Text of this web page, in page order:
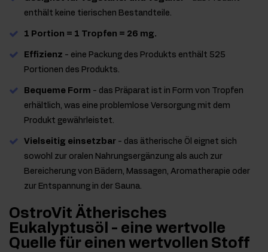
enthält keine tierischen Bestandteile.
1 Portion = 1 Tropfen = 26 mg.
Effizienz - eine Packung des Produkts enthält 525
Portionen des Produkts.
Bequeme Form - das Präparat ist in Form von Tropfen
erhältlich, was eine problemlose Versorgung mit dem
Produkt gewährleistet.
Vielseitig einsetzbar - das ätherische Öl eignet sich
sowohl zur oralen Nahrungsergänzung als auch zur
Bereicherung von Bädern, Massagen, Aromatherapie oder
zur Entspannung in der Sauna.
OstroVit Ätherisches
Eukalyptusöl - eine wertvolle
Quelle für einen wertvollen Stoff